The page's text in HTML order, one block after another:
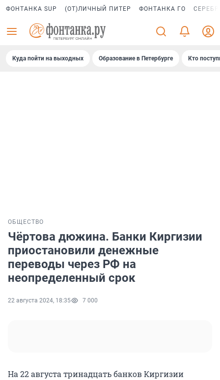
ФОНТАНКА SUP (ОТ)ЛИЧНЫЙ ПИТЕР ФОНТАНКА ГО
Куда пойти на выходных Образование в Петербурге Кто
ОБЩЕСТВО
Чёртова дюжина. Банки Киргизии
приостановили денежные
переводы через РФ на
неопределенный срок
22 августа 2024, 18:35 7 000
На 22 августа тринадцать банков Киргизии